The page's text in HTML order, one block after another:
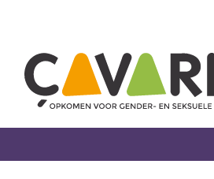
inhoud
gaan